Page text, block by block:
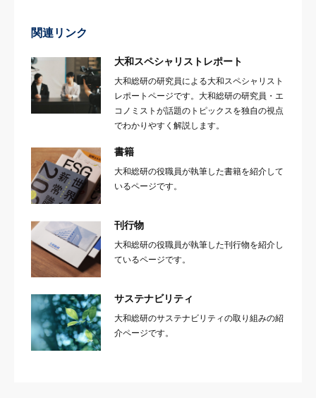
関連リンク
大和スペシャリストレポート
大和総研の研究員による大和スペシャリスト
レポートページです。大和総研の研究員・エ
コノミストが話題のトピックスを独自の視点
でわかりやすく解説します。
書籍
大和総研の役職員が執筆した書籍を紹介して
いるページです。
刊行物
大和総研の役職員が執筆した刊行物を紹介し
ているページです。
サステナビリティ
大和総研のサステナビリティの取り組みの紹
介ページです。